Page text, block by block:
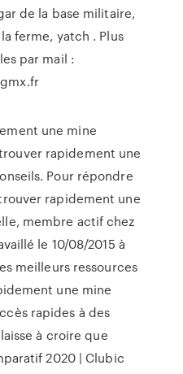
de la base militaire,
ferme, yatch . Plus
par mail :
une mine
rapidement une
Pour répondre
rapidement une
membre actif chez
le 10/08/2015 à
meilleurs ressources
une mine
rapides à des
à croire que
2020 | Clubic